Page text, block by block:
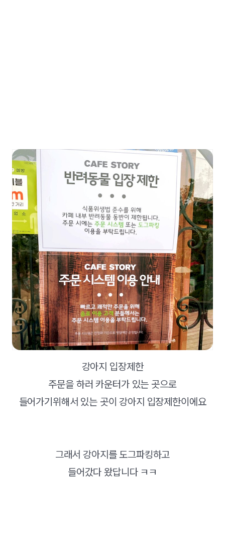
강아지 입장제한
주문을 하러 카운터가 있는 곳으로
들어가기위해서 있는 곳이 강아지 입장제한이에요
그래서 강아지를 도그파킹하고
들어갔다 왔답니다 ㅋㅋ